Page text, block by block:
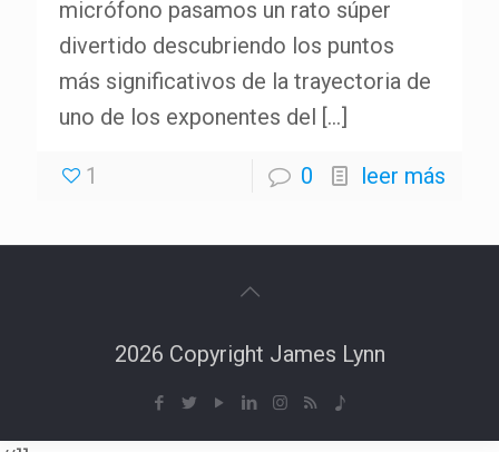
micrófono pasamos un rato súper
divertido descubriendo los puntos
más significativos de la trayectoria de
uno de los exponentes del […]
1 0 leer más
2026 Copyright James Lynn